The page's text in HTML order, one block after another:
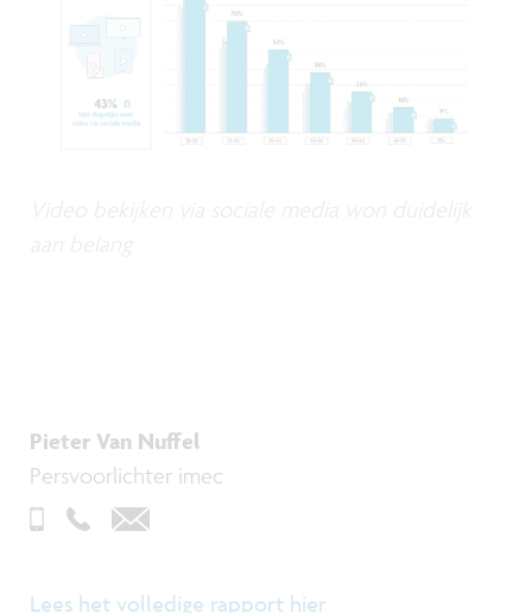
Pieter Van Nuffel
Persvoorlichter imec
Lees het volledige rapport hier